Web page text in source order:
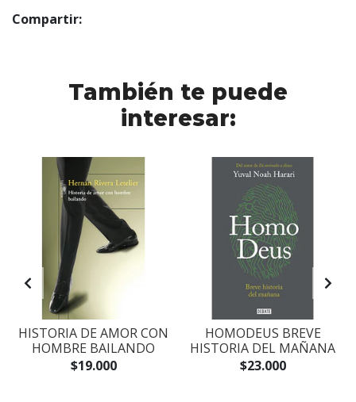
Compartir:
También te puede
interesar:
HISTORIA DE AMOR CON
HOMBRE BAILANDO
$19.000
HOMODEUS BREVE
HISTORIA DEL MAÑANA
$23.000